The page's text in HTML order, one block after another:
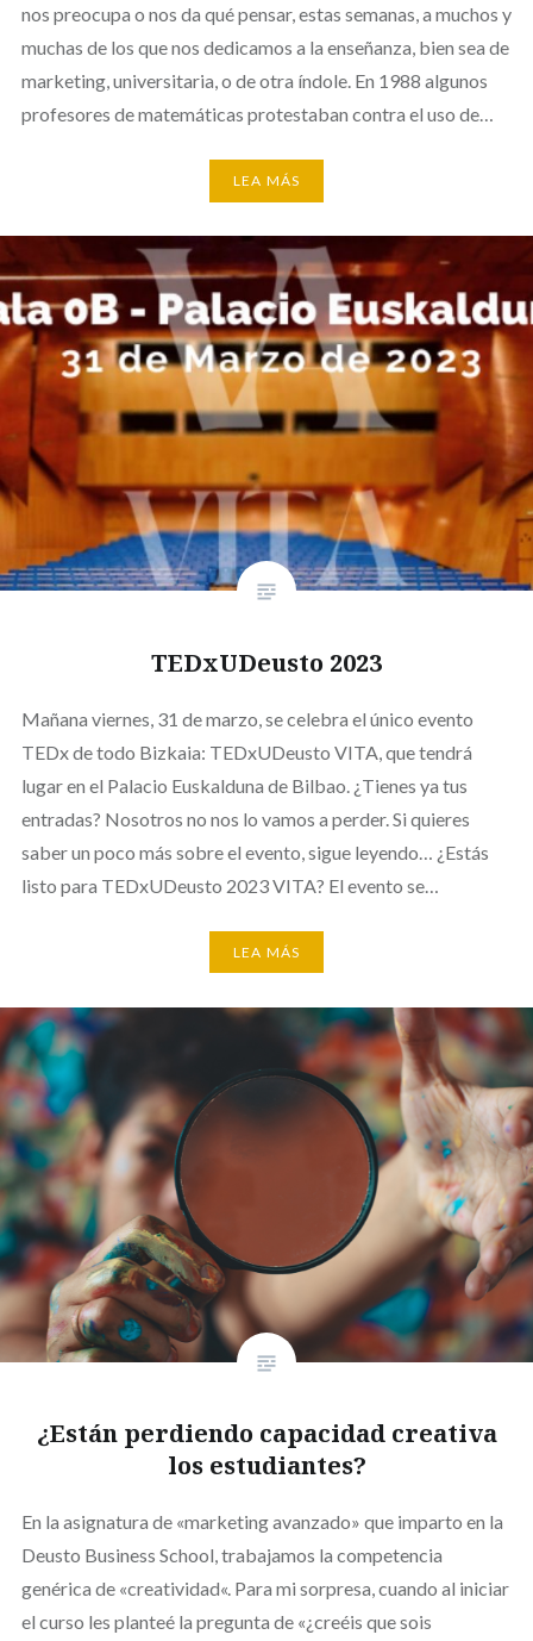
nos preocupa o nos da qué pensar, estas semanas, a muchos y
muchas de los que nos dedicamos a la enseñanza, bien sea de
marketing, universitaria, o de otra índole. En 1988 algunos
profesores de matemáticas protestaban contra el uso de…
LEA MÁS
TEDxUDeusto 2023
Mañana viernes, 31 de marzo, se celebra el único evento
TEDx de todo Bizkaia: TEDxUDeusto VITA, que tendrá
lugar en el Palacio Euskalduna de Bilbao. ¿Tienes ya tus
entradas? Nosotros no nos lo vamos a perder. Si quieres
saber un poco más sobre el evento, sigue leyendo… ¿Estás
listo para TEDxUDeusto 2023 VITA? El evento se…
LEA MÁS
¿Están perdiendo capacidad creativa
los estudiantes?
En la asignatura de «marketing avanzado» que imparto en la
Deusto Business School, trabajamos la competencia
genérica de «creatividad«. Para mi sorpresa, cuando al iniciar
el curso les planteé la pregunta de «¿creéis que sois